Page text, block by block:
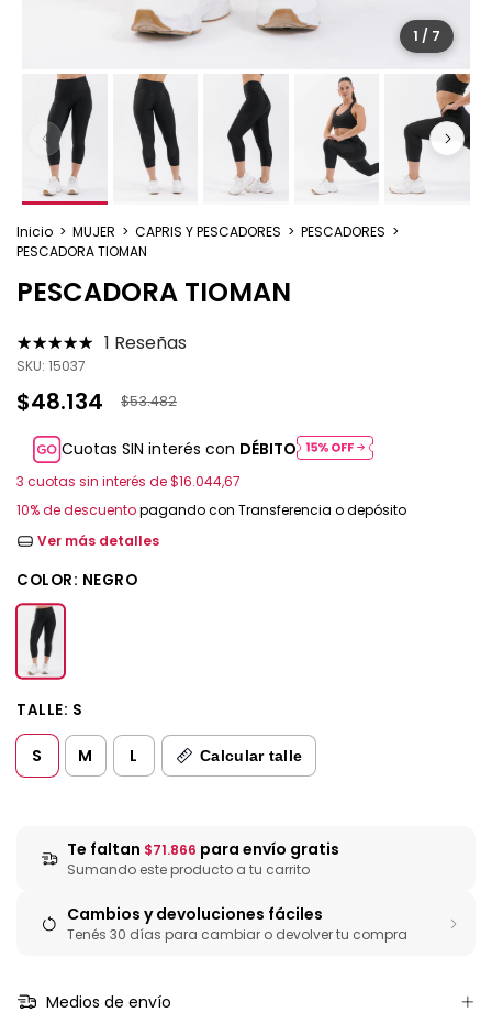
1 / 7
Inicio > MUJER > CAPRIS Y PESCADORES > PESCADORES >
PESCADORA TIOMAN
PESCADORA TIOMAN
1 Reseñas
SKU: 15037
$48.134 $53.482
Cuotas SIN interés con DÉBITO
3 cuotas sin interés de$16.044,67
10% de descuentopagando con Transferencia o depósito
Ver más detalles
COLOR: NEGRO
TALLE: S
S M L Calcular talle
Te faltan $71.866 para envío gratis
Sumando este producto a tu carrito
Cambios y devoluciones fáciles
Tenés 30 días para cambiar o devolver tu compra
Medios de envío